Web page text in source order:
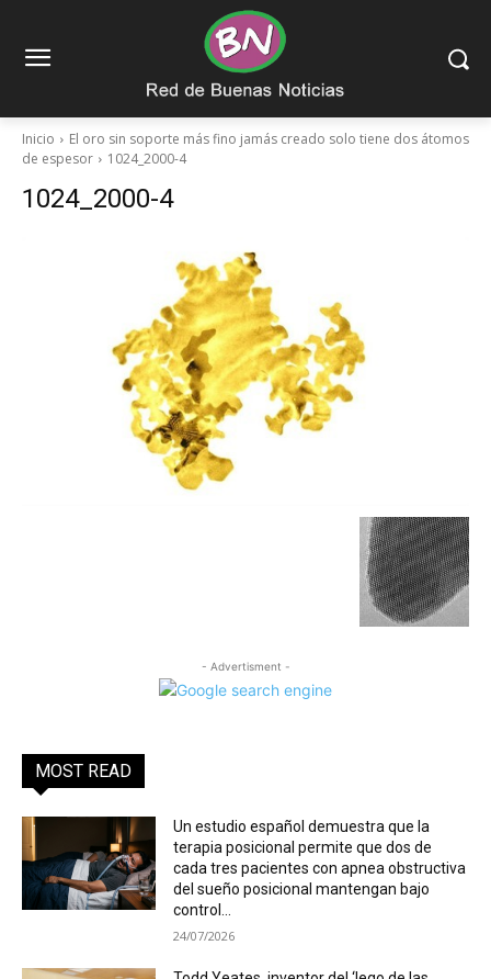
Inicio
El oro sin soporte más fino jamás creado solo tiene dos átomos
de espesor
1024_2000-4
1024_2000-4
- Advertisment -
MOST READ
Un estudio español demuestra que la
terapia posicional permite que dos de
cada tres pacientes con apnea obstructiva
del sueño posicional mantengan bajo
control...
24/07/2026